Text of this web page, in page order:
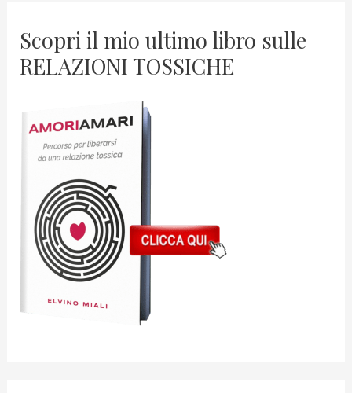
Scopri il mio ultimo libro sulle
RELAZIONI TOSSICHE